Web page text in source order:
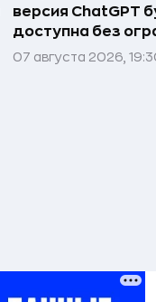
версия ChatGPT
доступна без
07 августа 2026,